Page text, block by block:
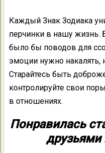
Каждый Знак Зодиака
перчинки в нашу
было бы поводов для
эмоции нужно накалять,
Старайтесь быть
контролируйте свои
в отношениях.
Понравилась
друзьями